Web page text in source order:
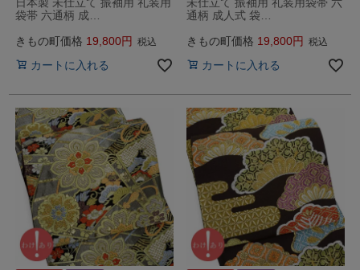
袋帯 六通柄 成…
きもの町価格 19,800 税込
カートに入れる
通柄 成人式 袋…
きもの町価格 19,800 税込
カートに入れる